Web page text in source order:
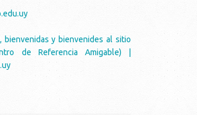
bienvenidas y bienvenides al sitio
de Referencia Amigable) |